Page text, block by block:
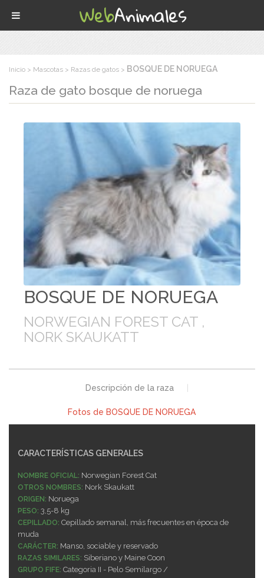
Inicio Mascotas Razas de gatos BOSQUE DE NORUEGA
Raza de gato bosque de noruega
BOSQUE DE NORUEGA
NORWEGIAN FOREST CAT ,
NORK SKAUKATT
Descripción de la raza
Fotos de BOSQUE DE NORUEGA
CARACTERÍSTICAS GENERALES
NOMBRE OFICIAL: Norwegian Forest Cat
OTROS NOMBRES: Nork Skaukatt
ORIGEN: Noruega
PESO: 3,5-8 kg
CEPILLADO: Cepillado semanal, más frecuentes en época de
muda
CARÁCTER: Manso, sociable y reservado
RAZAS SIMILARES: Siberiano y Maine Coon
GRUPO FIFE: Categoria II - Pelo Semilargo /